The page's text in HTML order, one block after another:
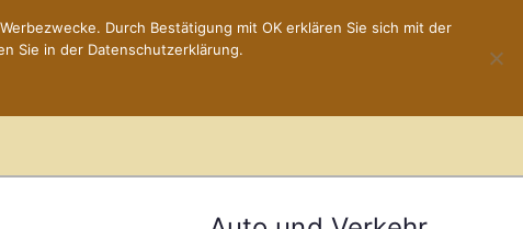
Durch Bestätigung mit OK erklären Sie sich mit der
Sie in der Datenschutzerklärung.